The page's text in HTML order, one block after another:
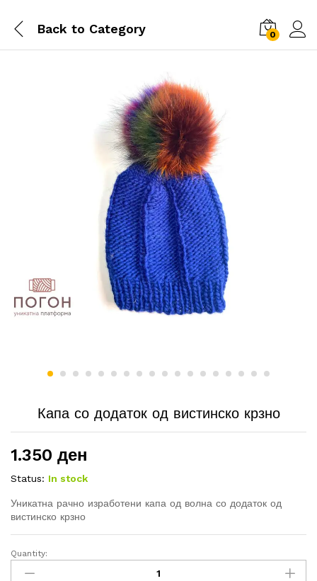
Back to Category 0
Капа со додаток од вистинско крзно
1.350 ден
Status: In stock
Уникатна рачно изработени капа од волна со додаток од
вистинско крзно
Капа
Quantity: